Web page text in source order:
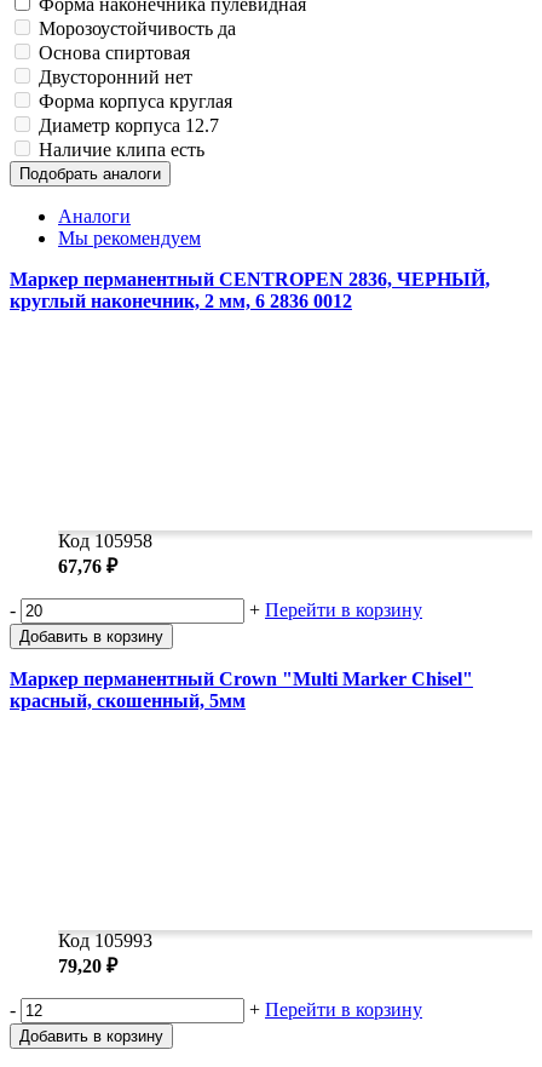
Форма наконечника пулевидная
Морозоустойчивость да
Основа спиртовая
Двусторонний нет
Форма корпуса круглая
Диаметр корпуса 12.7
Наличие клипа есть
Подобрать аналоги
Аналоги
Мы рекомендуем
Маркер перманентный CENTROPEN 2836, ЧЕРНЫЙ,
круглый наконечник, 2 мм, 6 2836 0012
Код 105958
67,76 ₽
- + Перейти в корзину
Добавить в корзину
Маркер перманентный Crown "Multi Marker Chisel"
красный, скошенный, 5мм
Код 105993
79,20 ₽
- + Перейти в корзину
Добавить в корзину